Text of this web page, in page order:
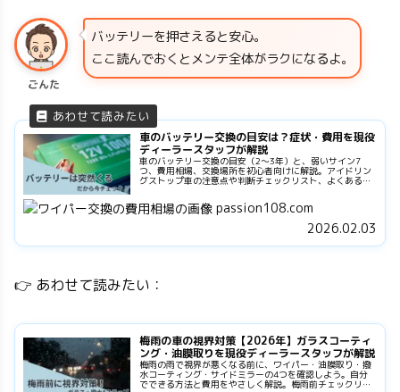
ごんた
バッテリーを押さえると安心。
ここ読んでおくとメンテ全体がラクになるよ。
車のバッテリー交換の目安は？症状・費用を現役
ディーラースタッフが解説
車のバッテリー交換の目安（2〜3年）と、弱いサイン7
つ、費用相場、交換場所を初心者向けに解説。アイドリン
グストップ車の注意点や判断チェックリスト、よくある質
passion108.com
2026.02.03
👉 あわせて読みたい：
梅雨の車の視界対策【2026年】ガラスコーティ
ング・油膜取りを現役ディーラースタッフが解説
梅雨の雨で視界が悪くなる前に、ワイパー・油膜取り・撥
水コーティング・サイドミラーの4つを確認しよう。自分
でできる方法と費用をやさしく解説。梅雨前チェックリス